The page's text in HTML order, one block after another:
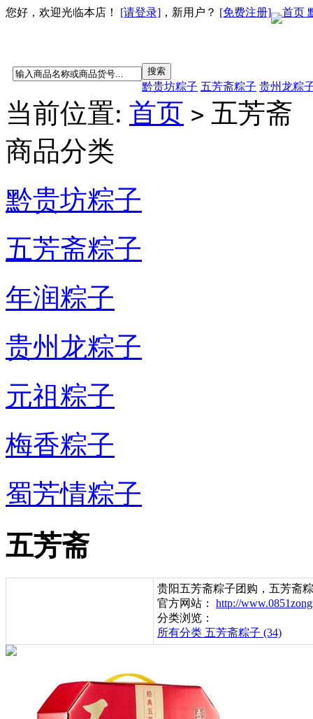
您好，欢迎光临本店！ [请登录] ，新用户？ [免费注册] 首页
黔贵坊粽子 五芳斋粽子 贵州龙粽
当前位置: 首页 > 五芳斋
商品分类
黔贵坊粽子
五芳斋粽子
年润粽子
贵州龙粽子
元祖粽子
梅香粽子
蜀芳情粽子
五芳斋
贵阳五芳斋粽子团购，五芳斋
官方网站： http://
分类浏览：
所有分类 五芳斋粽子 (34)